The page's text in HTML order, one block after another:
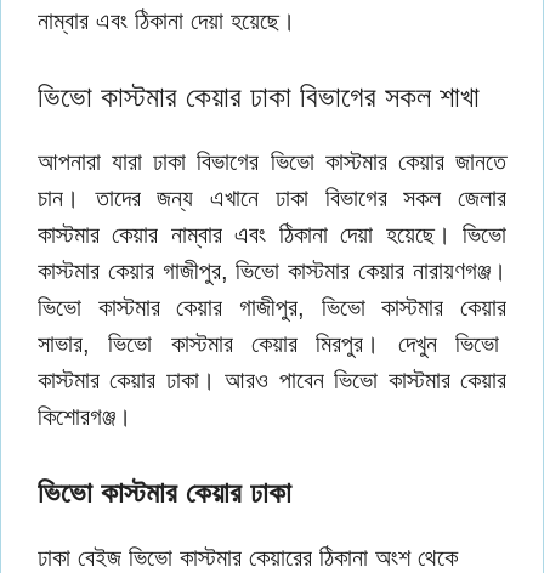
নাম্বার এবং ঠিকানা দেয়া হয়েছে।
ভিভো কাস্টমার কেয়ার ঢাকা বিভাগের সকল শাখা
আপনারা যারা ঢাকা বিভাগের ভিভো কাস্টমার কেয়ার জানতে
চান। তাদের জন্য এখানে ঢাকা বিভাগের সকল জেলার
কাস্টমার কেয়ার নাম্বার এবং ঠিকানা দেয়া হয়েছে। ভিভো
কাস্টমার কেয়ার গাজীপুর, ভিভো কাস্টমার কেয়ার নারায়ণগঞ্জ।
ভিভো কাস্টমার কেয়ার গাজীপুর, ভিভো কাস্টমার কেয়ার
সাভার, ভিভো কাস্টমার কেয়ার মিরপুর। দেখুন ভিভো
কাস্টমার কেয়ার ঢাকা। আরও পাবেন ভিভো কাস্টমার কেয়ার
কিশোরগঞ্জ।
ভিভো কাস্টমার কেয়ার ঢাকা
ঢাকা বেইজ ভিভো কাস্টমার কেয়ারের ঠিকানা অংশ থেকে